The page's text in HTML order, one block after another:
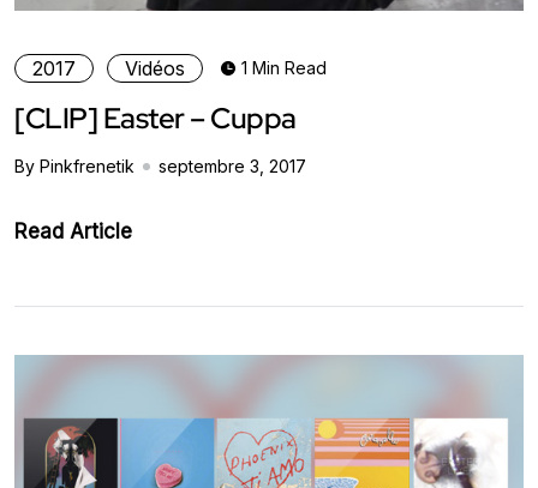
2017 Vidéos 1 Min Read
[CLIP] Easter – Cuppa
By Pinkfrenetik septembre 3, 2017
Read Article